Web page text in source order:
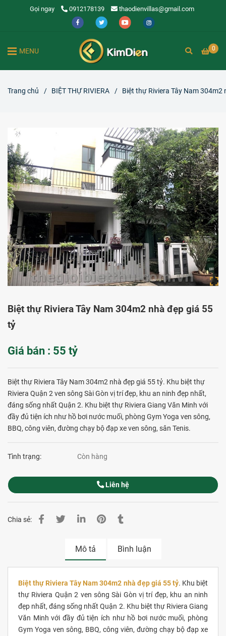
Gọi ngay 0912178139 thaodienvillas@gmail.com
0
MENU
Trang chủ / BIỆT THỰ RIVIERA / Biệt thự Riviera Tây Nam 304m2
Biệt thự Riviera Tây Nam 304m2 nhà đẹp giá 55
tỷ
Giá bán : 55 tỷ
Biệt thự Riviera Tây Nam 304m2 nhà đẹp giá 55 tỷ. Khu biệt thự
Riviera Quận 2 ven sông Sài Gòn vị trí đẹp, khu an ninh đẹp nhất,
đáng sống nhất Quận 2. Khu biệt thự Riviera Giang Văn Minh với
đầy đủ tiện ích như hồ bơi nước muối, phòng Gym Yoga ven sông,
BBQ, công viên, đường chạy bộ đạp xe ven sông, sân Tenis.
Tình trạng: Còn hàng
Liên hệ
Chia sẻ:
Mô tả Bình luận
Biệt thự Riviera Tây Nam 304m2 nhà đẹp giá 55 tỷ. Khu biệt
thự Riviera Quận 2 ven sông Sài Gòn vị trí đẹp, khu an ninh
đẹp nhất, đáng sống nhất Quận 2. Khu biệt thự Riviera Giang
Văn Minh với đầy đủ tiện ích như hồ bơi nước muối, phòng
Gym Yoga ven sông, BBQ, công viên, đường chạy bộ đạp xe